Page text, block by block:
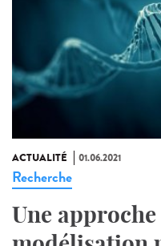
ACTUALITÉ 01.06.2021
Recherche
Une